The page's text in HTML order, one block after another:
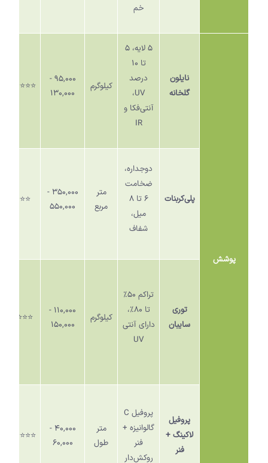
خم
پوشش
نایلون
گلخانه
۵ لایه،۵
تا ۱۰
درصد
UV،
آنتی‌فکا و
IR
کیلوگرم
۹۵,۰۰۰ -
۱۳۰,۰۰۰
⭐️⭐️⭐️⭐️⭐️
پلی‌کربنات
دوجداره،
ضخامت
۶ تا۸
میل،
شفاف
متر
مربع
۳۵۰,۰۰۰ -
۵۵۰,۰۰۰
⭐️⭐️⭐️
توری
سایبان
تراکم ۵۰٪
تا ۸۰٪،
دارای آنتی
UV
کیلوگرم
۱۱۰,۰۰۰ -
۱۵۰,۰۰۰
⭐️⭐️⭐️⭐️
پروفیل
لاکینگ +
فنر
پروفیل C
گالوانیزه +
فنر
روکش‌دار
متر
طول
۴۰,۰۰۰ -
۶۰,۰۰۰
⭐️⭐️⭐️⭐️⭐️